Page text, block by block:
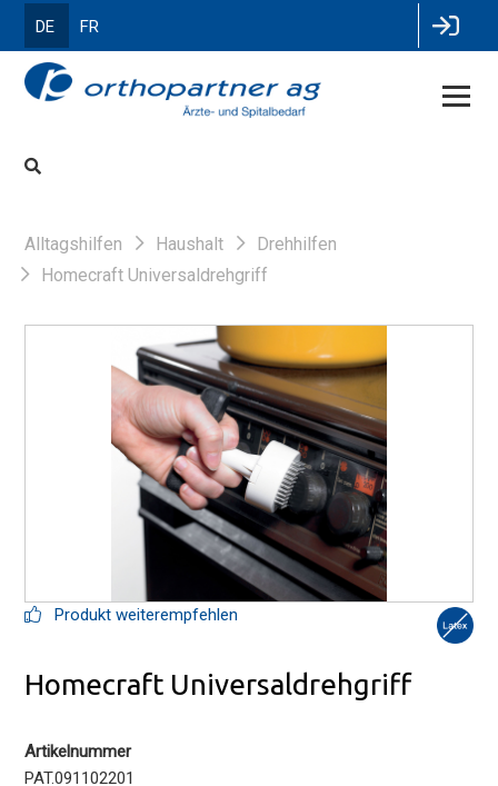
DE FR
Alltagshilfen Haushalt
Drehhilfen
Homecraft Universaldrehgriff
Produkt weiterempfehlen
Homecraft Universaldrehgriff
Artikelnummer
PAT.091102201